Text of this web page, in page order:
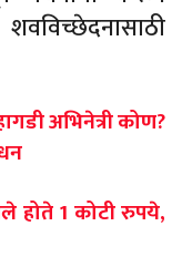
अभिनेत्री कोण?
होते 1 कोटी रुपये,